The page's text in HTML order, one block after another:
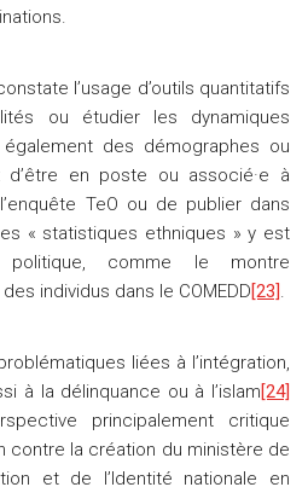
l’usage d’outils quantitatifs
ou étudier les dynamiques
des démographes ou
en poste ou associé·e à
TeO ou de publier dans
« statistiques ethniques » y est
comme le montre
individus dans le COMEDD[23].
liées à l’intégration,
à la délinquance ou à l’islam[24]
principalement critique
contre la création du ministère de
et de l’Identité nationale en